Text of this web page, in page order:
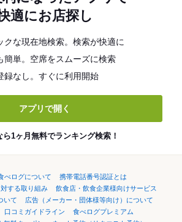
適にお店探し
クな現在地検索。検索が快適に
簡単。空席をスムーズに検索
録なし。すぐに利用開始
アプリで開く
ら1ヶ月無料でランキング検索！
べログについて
携帯電話番号認証とは
する取り組み
飲食店・飲食企業様向けサービス
いて
広告（メーカー・団体様等向け）について
口コミガイドライン
食べログプレミアム